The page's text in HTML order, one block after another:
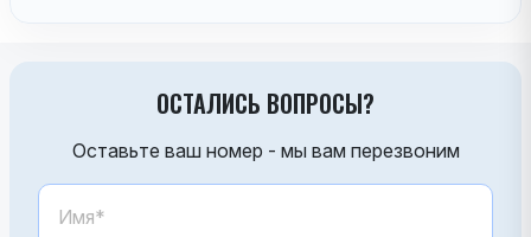
ОСТАЛИСЬ ВОПРОСЫ?
Оставьте ваш номер - мы вам перезвоним